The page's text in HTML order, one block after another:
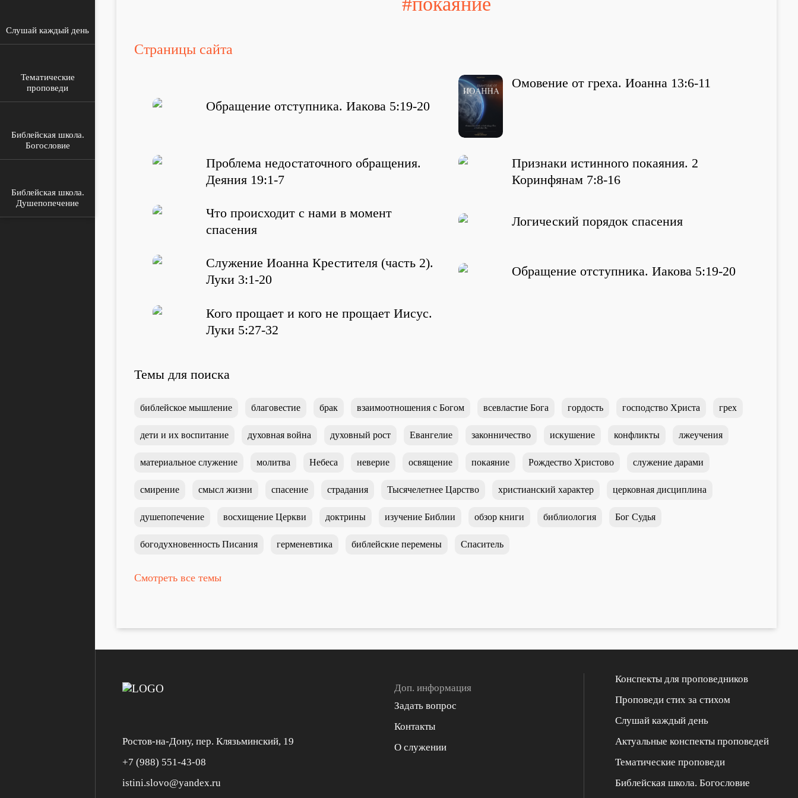
Слушай каждый день
Тематические
проповеди
Библейская школа.
Богословие
Библейская школа.
Душепопечение
Страницы сайта
Обращение отступника. Иакова 5:19-20
Омовение от греха. Иоанна 13:6-11
Проблема недостаточного обращения.
Деяния 19:1-7
Признаки истинного покаяния. 2
Коринфянам 7:8-16
Что происходит с нами в момент
спасения
Логический порядок спасения
Служение Иоанна Крестителя (часть 2).
Луки 3:1-20
Обращение отступника. Иакова 5:19-20
Кого прощает и кого не прощает Иисус.
Луки 5:27-32
Темы для поиска
библейское мышление благовестие брак взаимоотношения с Богом всевластие Бога гордость господство Христа грех
дети и их воспитание духовная война духовный рост Евангелие законничество искушение конфликты лжеучения
материальное служение молитва Небеса неверие освящение покаяние Рождество Христово служение дарами
смирение смысл жизни спасение страдания Тысячелетнее Царство христианский характер церковная дисциплина
душепопечение восхищение Церкви доктрины изучение Библии обзор книги библиология Бог Судья
богодухновенность Писания герменевтика библейские перемены Спаситель
Ростов-на-Дону, пер. Клязьминский, 19
+7 (988) 551-43-08
istini.slovo@yandex.ru
Доп. информация
Задать вопрос
Контакты
О служении
Конспекты для проповедников
Проповеди стих за стихом
Слушай каждый день
Актуальные конспекты проповедей
Тематические проповеди
Библейская школа. Богословие